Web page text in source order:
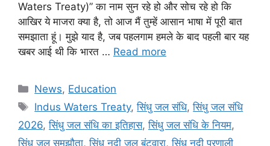
Waters Treaty)” का नाम सुन रहे हो और सोच रहे हो कि
आखिर ये माजरा क्या है, तो आज मैं तुम्हें आसान भाषा में पूरी बात
समझाता हूं। मुझे याद है, जब पहलगाम हमले के बाद पहली बार यह
खबर आई थी कि भारत … Read more
News, Education
Indus Waters Treaty,सिंधु जल संधि,सिंधु जल संधि
2026,सिंधु जल संधि का इतिहास,सिंधु जल संधि के नियम,
सिंधु जल समझौता,सिंधु नदी जल बंटवारा,सिंधु नदी प्रणाली